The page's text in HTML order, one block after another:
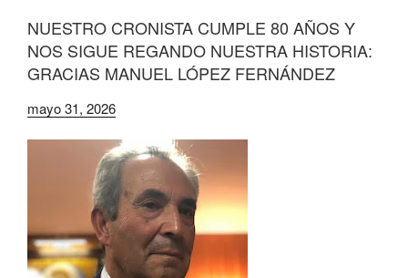
NUESTRO CRONISTA CUMPLE 80 AÑOS Y
NOS SIGUE REGANDO NUESTRA HISTORIA:
GRACIAS MANUEL LÓPEZ FERNÁNDEZ
mayo 31, 2026